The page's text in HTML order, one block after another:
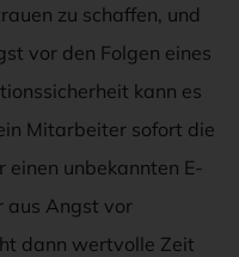
zu schaffen, und
vor den Folgen eines
kann es
Mitarbeiter sofort die
unbekannten E-
aus Angst vor
dann wertvolle Zeit